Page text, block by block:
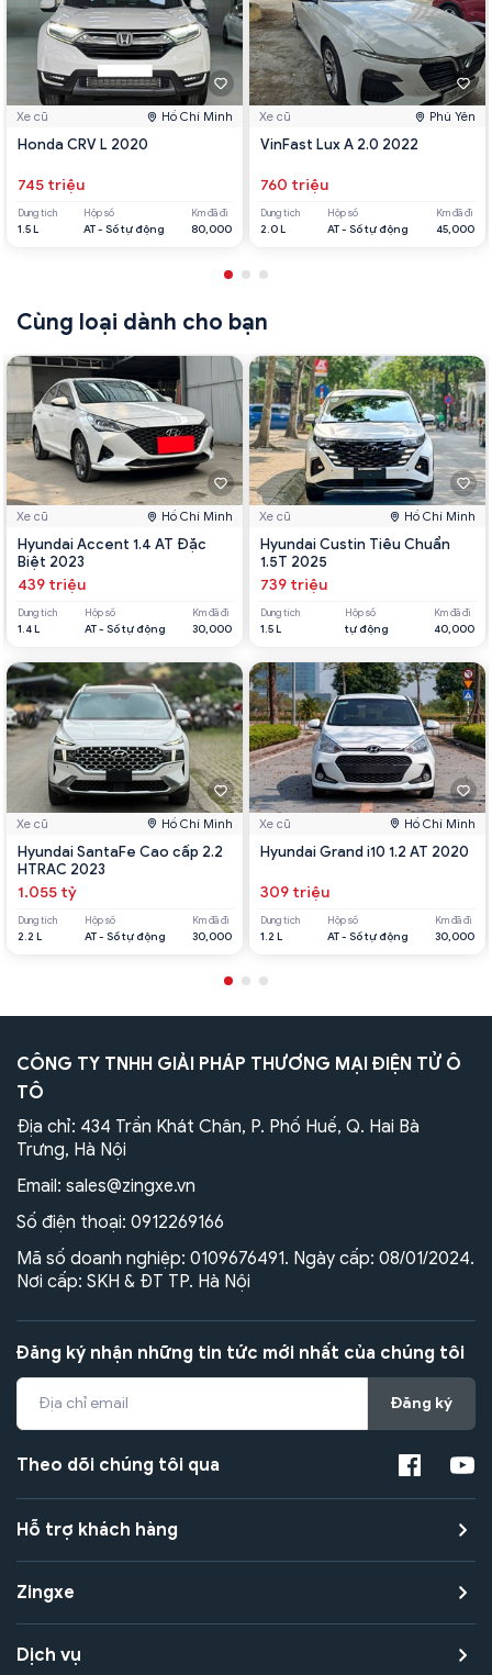
Xe cũ Hồ Chí Minh
Honda CRV L 2020
745 triệu
Dung tích
1.5 L
Hộp số
AT - Số tự động
Km đã đi
80,000
Xe cũ Phú Yên
VinFast Lux A 2.0 2022
760 triệu
Dung tích
2.0 L
Hộp số
AT - Số tự động
Km đã đi
45,000
Cùng loại dành cho bạn
Xe cũ Hồ Chí Minh
Hyundai Accent 1.4 AT Đặc
Biệt 2023
439 triệu
Dung tích
1.4 L
Hộp số
AT - Số tự động
Km đã đi
30,000
Xe cũ Hồ Chí Minh
Hyundai SantaFe Cao cấp 2.2
HTRAC 2023
1.055 tỷ
Dung tích
2.2 L
Hộp số
AT - Số tự động
Km đã đi
30,000
Xe cũ Hồ Chí Minh
Hyundai Custin Tiêu Chuẩn
1.5T 2025
739 triệu
Dung tích
1.5 L
Hộp số
tự động
Km đã đi
40,000
Xe cũ Hồ Chí Minh
Hyundai Grand i10 1.2 AT 2020
309 triệu
Dung tích
1.2 L
Hộp số
AT - Số tự động
Km đã đi
30,000
CÔNG TY TNHH GIẢI PHÁP THƯƠNG MẠI ĐIỆN TỬ Ô
TÔ
Địa chỉ: 434 Trần Khát Chân, P. Phố Huế, Q. Hai Bà
Trưng, Hà Nội
Email: sales@zingxe.vn
Số điện thoại: 0912269166
Mã số doanh nghiệp: 0109676491. Ngày cấp: 08/01/2024.
Nơi cấp: SKH & ĐT TP. Hà Nội
Đăng ký nhận những tin tức mới nhất của chúng tôi
Đăng ký
Theo dõi chúng tôi qua
Hỗ trợ khách hàng
Zingxe
Dịch vụ